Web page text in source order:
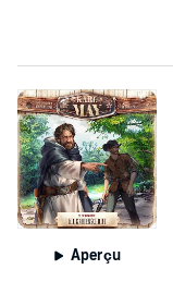
Aperçu